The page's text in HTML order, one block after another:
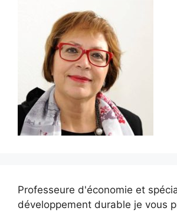
Professeure d'économie et
développement durable je vous